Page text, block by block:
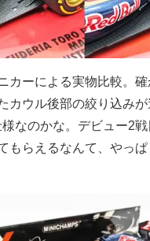
カーによる実物比較。
カウル後部の絞り込み
なのかな。デビュー2戦
もらえるなんて、やっ